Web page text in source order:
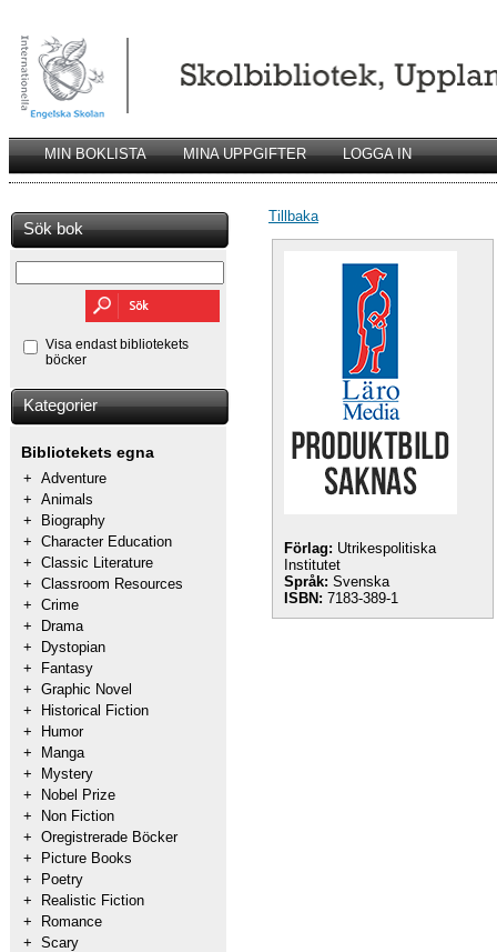
MIN BOKLISTA MINA UPPGIFTER LOGGA IN
Sök bok
Visa endast bibliotekets
böcker
Kategorier
Bibliotekets egna
+ Adventure
+ Animals
+
Biography
+ Character Education
+ Classic Literature
+ Classroom Resources
+ Crime
+
Drama
+
Dystopian
+
Fantasy
+ Graphic Novel
+
Historical Fiction
+
Humor
+
Manga
+
Mystery
+
Nobel Prize
+
Non Fiction
+ Oregistrerade Böcker
+
Picture Books
+
Poetry
+
Realistic Fiction
+
Romance
+ Scary
Tillbaka
Förlag: Utrikespolitiska
Institutet
Språk: Svenska
ISBN: 7183-389-1